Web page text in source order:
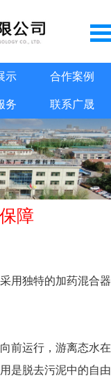
示 合作案例
务 联系广晟
障
用独特的加药混合器
前运行，游离态水在
是脱去污泥中的自由